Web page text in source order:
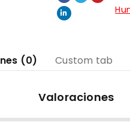
(0) Custom tab
Valoraciones